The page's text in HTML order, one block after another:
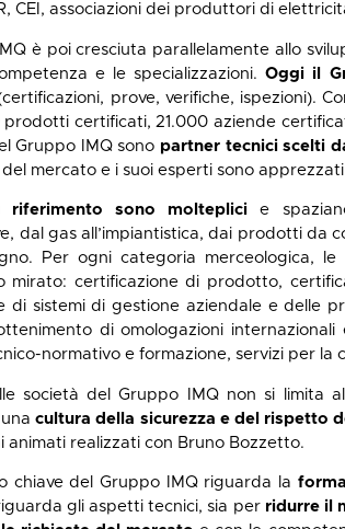
CEI, associazioni dei produttori di
è poi cresciuta parallelamente allo
e le specializzazioni.Oggi il
prove, verifiche, ispezioni).
prodotti certificati, 21.000 aziende
Gruppo IMQ sono partner tecnici scelti
mercato e i suoi esperti sono
riferimento sono molteplici e
dal gas all’impiantistica, dai prodotti da
Per ogni categoria merceologica,
mirato: certificazione di prodotto,
di sistemi di gestione aziendale e delle
di omologazioni
normativo e formazione, servizi per la
società del Gruppo IMQ non si limita
unacultura della sicurezza e del rispetto
animati realizzati con Bruno Bozzetto.
chiave del Gruppo IMQ riguarda la
gli aspetti tecnici, sia per ridurre il